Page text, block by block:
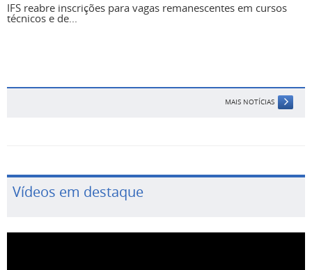
IFS reabre inscrições para vagas remanescentes em cursos
técnicos e de...
MAIS NOTÍCIAS
Vídeos em destaque